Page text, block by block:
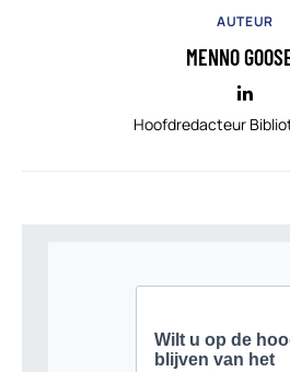
AUTEUR
MENNO
Hoofdredacteur